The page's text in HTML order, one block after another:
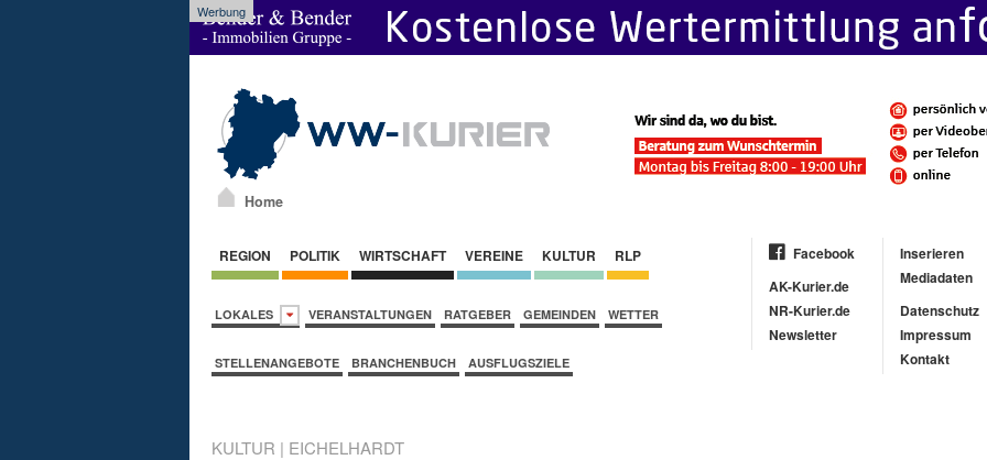
Werbung
Home
REGION POLITIK WIRTSCHAFT VEREINE KULTUR RLP
LOKALES VERANSTALTUNGEN RATGEBER GEMEINDEN WETTER
STELLENANGEBOTE BRANCHENBUCH AUSFLUGSZIELE
Facebook
AK-Kurier.de
NR-Kurier.de
Newsletter
Inserieren
Mediadaten
Datenschutz
Impressum
Kontakt
KULTUR | EICHELHARDT